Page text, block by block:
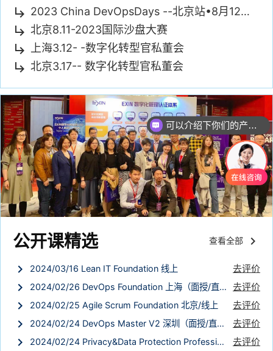
subdirectory_arrow_right 2023 China DevOpsDays --北京站•8月12日--
subdirectory_arrow_right 北京8.11-2023国际沙盘大赛
subdirectory_arrow_right 上海3.12- -数字化转型官私董会
subdirectory_arrow_right 北京3.17-- 数字化转型官私董会
公开课精选 查看全部
keyboard_arrow_right
keyboard_arrow_right
2024/03/16 Lean IT Foundation 线上 去评价
keyboard_arrow_right 2024/02/26 DevOps Foundation 上海（面授/直播） 去评价
keyboard_arrow_right 2024/02/25 Agile Scrum Foundation 北京/线上 去评价
keyboard_arrow_right 2024/02/24 DevOps Master V2 深圳（面授/直播） 去评价
keyboard_arrow_right 2024/02/24 Privacy&Data Protection Professional 深圳 去评价
可以介绍下你们的产品么？